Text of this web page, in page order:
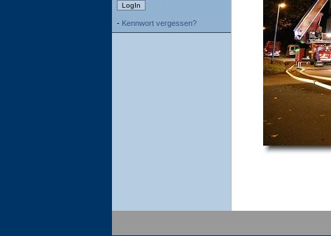
- Kennwort vergessen?